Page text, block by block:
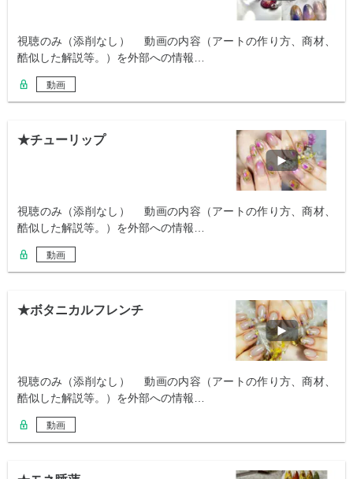
視聴のみ（添削なし） 動画の内容（アートの作り方、商材、
酷似した解説等。）を外部への情報…
動画
★チューリップ
視聴のみ（添削なし） 動画の内容（アートの作り方、商材、
酷似した解説等。）を外部への情報…
動画
★ボタニカルフレンチ
視聴のみ（添削なし） 動画の内容（アートの作り方、商材、
酷似した解説等。）を外部への情報…
動画